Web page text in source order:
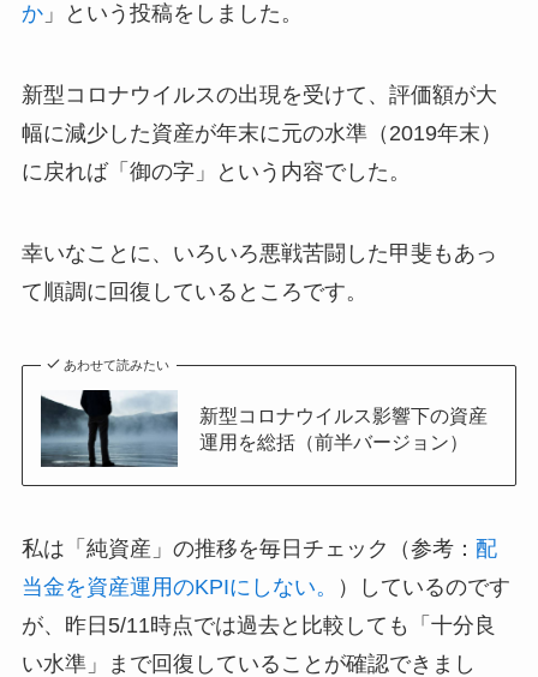
か」という投稿をしました。
新型コロナウイルスの出現を受けて、評価額が大
幅に減少した資産が年末に元の水準（2019年末）
に戻れば「御の字」という内容でした。
幸いなことに、いろいろ悪戦苦闘した甲斐もあっ
て順調に回復しているところです。
あわせて読みたい
新型コロナウイルス影響下の資産
運用を総括（前半バージョン）
私は「純資産」の推移を毎日チェック（参考： 配
当金を資産運用のKPIにしない。
）しているのです
が、昨日5/11時点では過去と比較しても「十分良
い水準」まで回復していることが確認できまし